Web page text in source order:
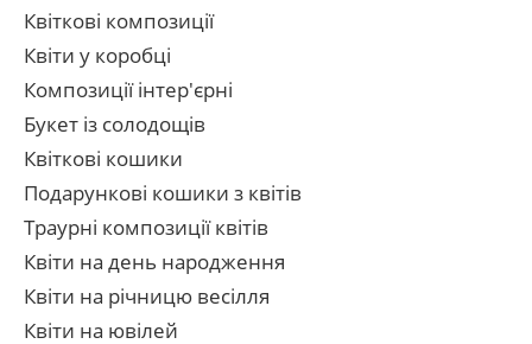
Квіткові композиції
Квіти у коробці
Композиції інтер'єрні
Букет із солодощів
Квіткові кошики
Подарункові кошики з квітів
Траурні композиції квітів
Квіти на день народження
Квіти на річницю весілля
Квіти на ювілей